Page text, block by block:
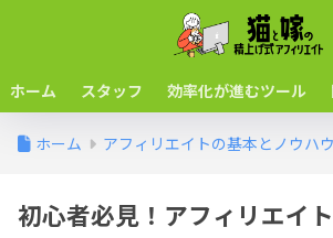
ホーム スタッフ 効率化が進むツール
ホーム アフィリエイトの基本とノウハウ
初心者必見！アフィリエイ